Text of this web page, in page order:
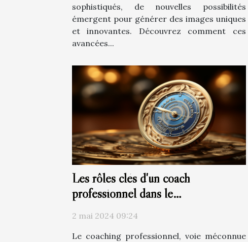
sophistiqués, de nouvelles possibilités
émergent pour générer des images uniques
et innovantes. Découvrez comment ces
avancées...
Les rôles clés d'un coach
professionnel dans le
développement de carrière
2 mai 2024 09:24
Le coaching professionnel, voie méconnue